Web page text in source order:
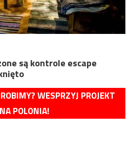
są kontrole escape
WESPRZYJ PROJEKT
POLONIA!